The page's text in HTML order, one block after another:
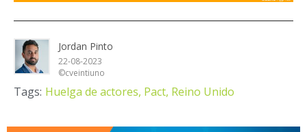
Jordan Pinto
22-08-2023
©cveintiuno
Tags: Huelga de actores, Pact, Reino Unido